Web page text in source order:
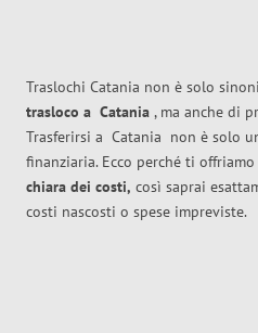
Traslochi Catania non è solo
trasloco a Catania , ma anche di
Trasferirsi a Catania non è solo
finanziaria. Ecco perché ti offriamo
chiara dei costi, così saprai
costi nascosti o spese impreviste.